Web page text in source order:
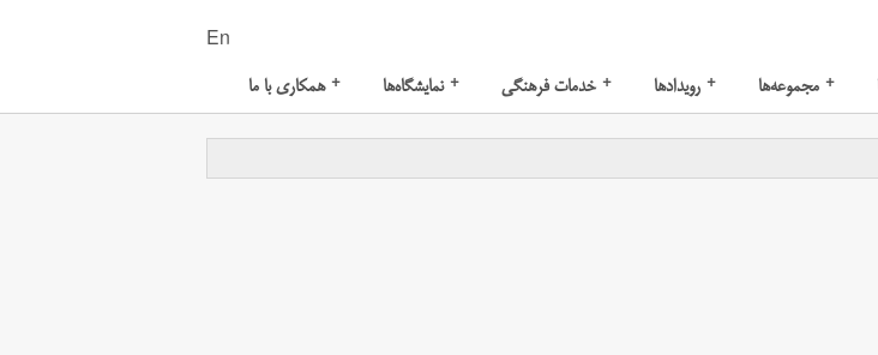
En
همکاری با ما + نمایشگاه‌ها + خدمات فرهنگی + رویدادها + مجموعه‌ها +